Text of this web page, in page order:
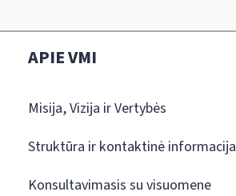
APIE VMI
Misija, Vizija ir Vertybės
Struktūra ir kontaktinė informacija
Konsultavimasis su visuomene